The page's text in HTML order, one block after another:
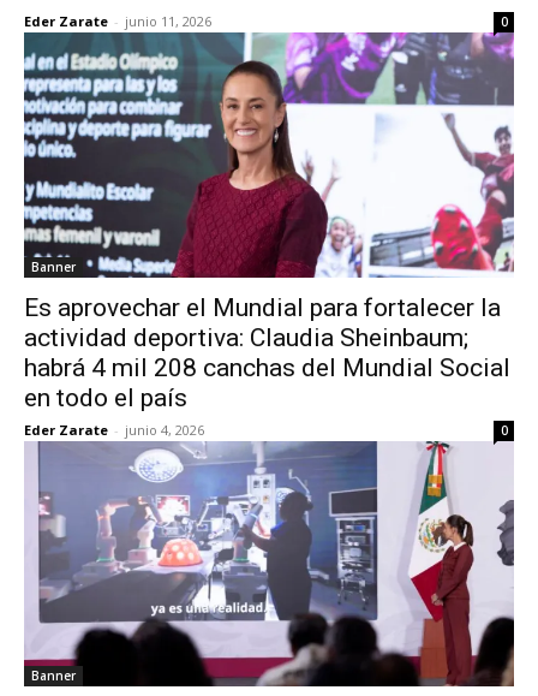
Eder Zarate - junio 11, 2026 0
Banner
Es aprovechar el Mundial para fortalecer la
actividad deportiva: Claudia Sheinbaum;
habrá 4 mil 208 canchas del Mundial Social
en todo el país
Eder Zarate - junio 4, 2026 0
Banner